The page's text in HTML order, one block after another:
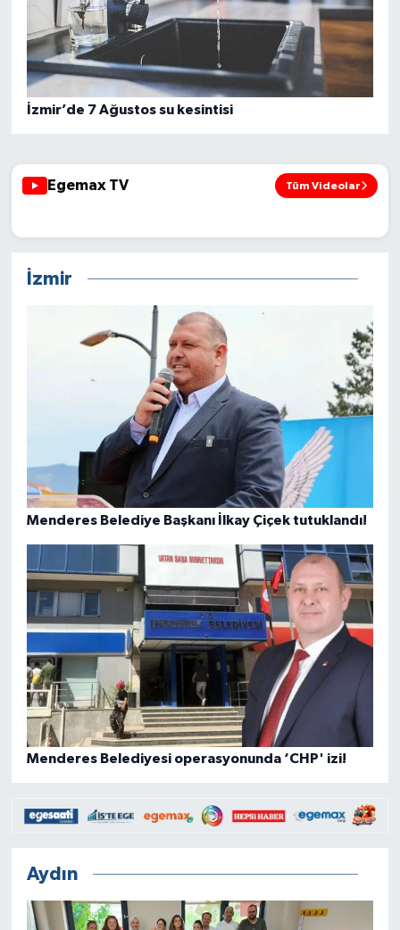
İzmir’de 7 Ağustos su kesintisi
Egemax TV Tüm Videolar
İzmir
Menderes Belediye Başkanı İlkay Çiçek tutuklandı!
Menderes Belediyesi operasyonunda ‘CHP' izi!
Aydın